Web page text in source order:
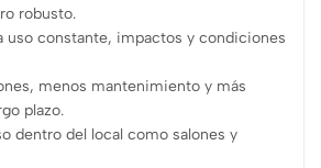
robusto.
uso constante, impactos y condiciones
menos mantenimiento y más
plazo.
dentro del local como salones y